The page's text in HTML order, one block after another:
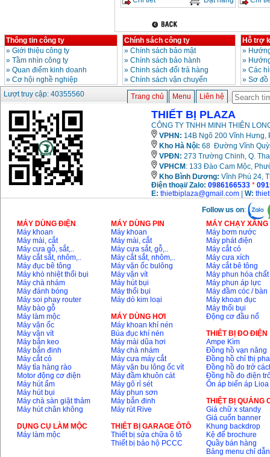
Thông tin công ty
» Giới thiệu công ty
» Tầm nhìn công ty
» Quan điểm kinh doanh
» Cơ hội nghề nghiệp
Chính sách công ty
» Chính sách bảo mật
» Chính sách bảo hành
» Chinh sách đổi trả hàng
» Chính sách vận chuyển
Hỗ trợ
»
»
» Các
» Sơ
Lượt truy cập: 40355560
Trang chủ Menu Liên hệ
THIẾT BỊ PLAZA
CÔNG TY TNHH MINH THIÊN
VPHN: 14B Ngõ 200 Vĩnh Hưng,
Kho Hà Nội: 68 Đường Vĩnh
VPĐN: 273 Trường Chinh, Q.
VPHCM : 133 Đào Cam Mộc,
Kho Bình Dương: Vĩnh Phú 24,
Điện thoại/ Zalo: 0986166533 *
E: thietbiplaza@gmail.com W:
Follow us on:
MÁY DÙNG ĐIỆN
Máy khoan
Máy mài, cắt
Máy cưa gỗ, sắt,..
Máy cắt sắt, nhôm,..
Máy đục bê tông
Máy khò nhiệt thổi bụi
Máy chà nhám
Máy đánh bóng
Máy soi phay router
Máy bào gỗ
Máy làm mộc
Máy vặn ốc
Máy vặn vít
Máy bắn keo
Máy bắn đinh
Máy cắt cỏ
Máy tỉa hàng rào
Motor động cơ điện
Máy hút ẩm
Máy hút bụi
Máy chà sàn giặt thảm
Máy hút chân không
DỤNG CỤ LÀM MỘC
Máy làm mộc
MÁY DÙNG PIN
Máy khoan
Máy mài, cắt
Máy cưa sắt, gỗ,..
Máy cắt sắt, nhôm,..
Máy vặn ốc bulông
Máy vặn vít
Máy hút bụi
Máy thổi bụi
Máy dò kim loại
MÁY DÙNG HƠI
Máy khoan khí nén
Búa đục khí nén
Máy mài dũa hơi
Máy chà nhám
Máy cưa máy cắt
Máy vặn bu lông ốc vít
Máy đầm khuôn cát
Máy gõ rỉ sét
Máy phun sơn
Máy bắn đinh
Máy rút Rive
THIÊT BỊ GARAGE ÔTÔ
Thiết bị sửa chữa ô tô
Thiết bị bảo hộ PCCC
MÁY CHẠY
Máy bơm nước
Máy phát điện
Máy cắt cỏ
Máy cưa xích
Máy cắt bê tông
Máy phun hóa chất
Máy phun áp lực
Máy đầm cóc / bàn
Máy khoan đục
Máy thổi bụi
Động cơ đầu nổ
THIÊT BỊ ĐO ĐIỆN
Ampe Kìm
Đồng hồ vạn năng
Đồng hồ chỉ thị pha
Đồng hồ đo trở
Đồng hồ đo điện
Ổn áp biến áp Lioa
THIỆT BỊ QUẢNG
Giá chữ x standy
Giá cuốn banner
Khung backdrop
Kệ để brochure
Quầy bán hàng
Bảng menu chỉ dẫn